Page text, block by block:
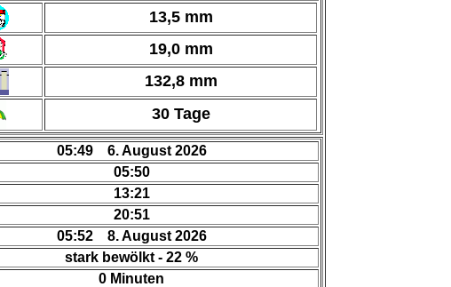
13,5 mm
19,0 mm
132,8 mm
30 Tage
05:49 6. August 2026
05:50
13:21
20:51
05:52 8. August 2026
stark bewölkt - 22 %
0 Minuten